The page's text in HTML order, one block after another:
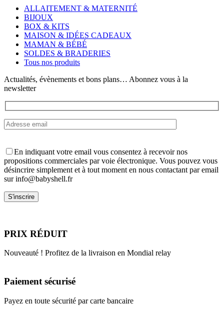
variations.
Les
peuvent
être
choisies
sur
page
du
ALLAITEMENT & MATERNITÉ
BIJOUX
BOX & KITS
MAISON & IDÉES CADEAUX
MAMAN & BÉBÉ
SOLDES & BRADERIES
Tous nos produits
Actualités, évènements et bons plans… Abonnez vous à la
newsletter
En indiquant votre email vous consentez à recevoir nos
propositions commerciales par voie électronique. Vous pouvez vous
désincrire simplement et à tout moment en nous contactant par email
sur info@babyshell.fr
PRIX RÉDUIT
Nouveauté ! Profitez de la livraison en Mondial relay
Paiement sécurisé
Payez en toute sécurité par carte bancaire